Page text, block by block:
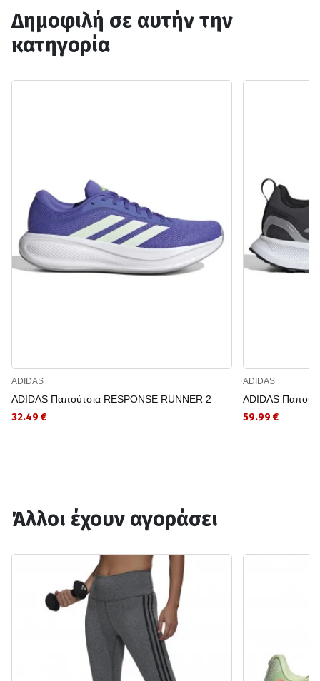
Δημοφιλή σε αυτήν την
κατηγορία
ADIDAS
ADIDAS Παπούτσια RESPONSE RUNNER 2
32.49 €
ADIDAS
ADIDAS
59.99 €
Άλλοι έχουν αγοράσει